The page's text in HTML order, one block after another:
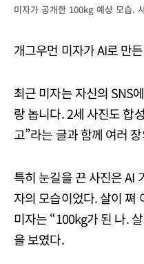
미자가 공개한 100kg 예상 모습.
개그우먼 미자가 AI로 만
최근 미자는 자신의 SNS
랑 놉니다. 2세 사진도 합
고”라는 글과 함께 여러
특히 눈길을 끈 사진은 AI
자의 모습이었다. 살이 쪄
미자는 “100kg가 된 나.
을 보였다.